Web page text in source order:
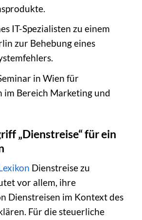
IT-Spezialisten zu einem
zur Behebung eines
in Wien für
im Bereich Marketing und
„Dienstreise“ für ein
Dienstreise zu
vor allem, ihre
Dienstreisen im Kontext des
Für die steuerliche